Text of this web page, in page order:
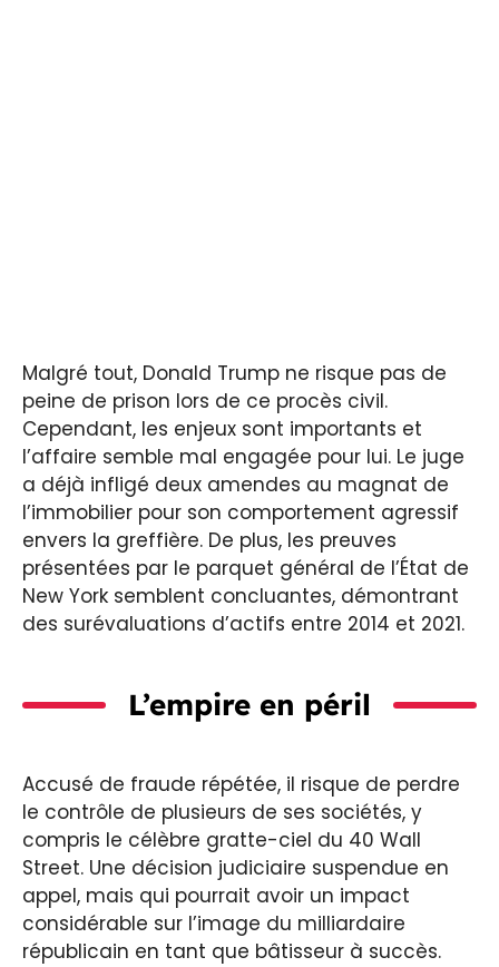
Malgré tout, Donald Trump ne risque pas de
peine de prison lors de ce procès civil.
Cependant, les enjeux sont importants et
l’affaire semble mal engagée pour lui. Le juge
a déjà infligé deux amendes au magnat de
l’immobilier pour son comportement agressif
envers la greffière. De plus, les preuves
présentées par le parquet général de l’État de
New York semblent concluantes, démontrant
des surévaluations d’actifs entre 2014 et 2021.
L’empire en péril
Accusé de fraude répétée, il risque de perdre
le contrôle de plusieurs de ses sociétés, y
compris le célèbre gratte-ciel du 40 Wall
Street. Une décision judiciaire suspendue en
appel, mais qui pourrait avoir un impact
considérable sur l’image du milliardaire
républicain en tant que bâtisseur à succès.